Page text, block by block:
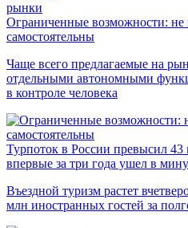
рынки
Ограниченные возможности: не
самостоятельны
Чаще всего предлагаемые на
отдельными автономными
в контроле человека
Турпоток в России превысил
впервые за три года ушел в
Въездной туризм растет
млн иностранных гостей за